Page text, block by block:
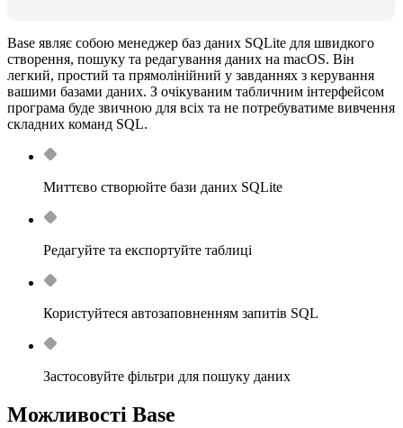
Base являє собою менеджер баз даних SQLite для швидкого
створення, пошуку та редагування даних на macOS. Він
легкий, простий та прямолінійний у завданнях з керування
вашими базами даних. З очікуваним табличним інтерфейсом
програма буде звичною для всіх та не потребуватиме вивчення
складних команд SQL.
Миттєво створюйте бази даних SQLite
Редагуйте та експортуйте таблиці
Користуйтеся автозаповненням запитів SQL
Застосовуйте фільтри для пошуку даних
Можливості Base